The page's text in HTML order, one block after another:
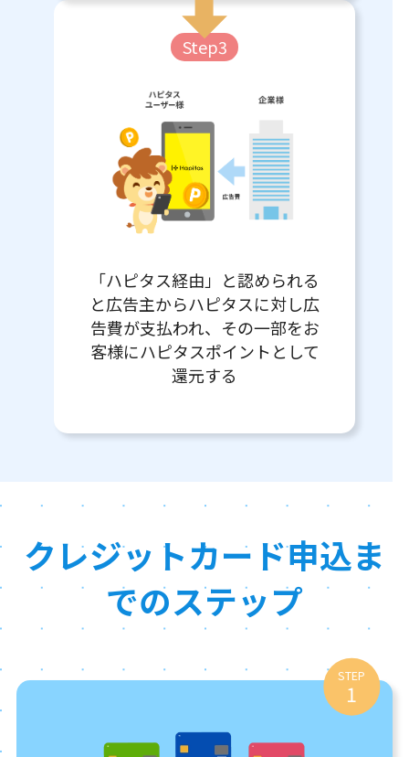
Step3
「ハピタス経由」と認められる
と広告主からハピタスに対し広
告費が支払われ、その一部をお
客様にハピタスポイントとして
還元する
クレジットカード申込ま
でのステップ
STEP
1